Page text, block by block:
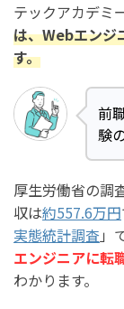
テックアカデミ
は、Webエンジ
す。
前
験
厚生労働省の調
収は約557.6万円
実態統計調査 」
エンジニアに転
わかります。